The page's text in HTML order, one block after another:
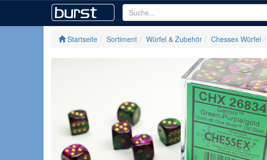
Startseite Sortiment Würfel & Zubehör Chessex Würfel